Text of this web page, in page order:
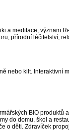
a meditace, význam
přírodní léčitelství,
nebo kilt. Interaktivní
BIO produktů
do domu, škol a
o děti. Zdravíček